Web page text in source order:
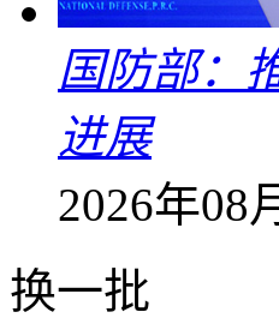
国防部：
进展
2026年08
换一批